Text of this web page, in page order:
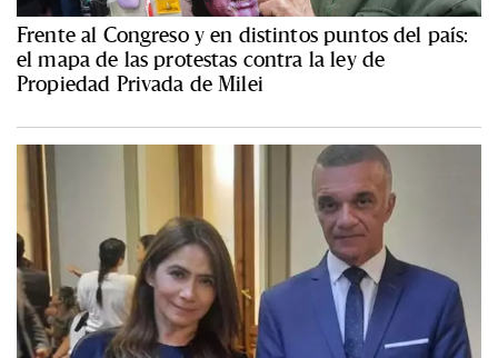
Frente al Congreso y en distintos puntos del país:
el mapa de las protestas contra la ley de
Propiedad Privada de Milei